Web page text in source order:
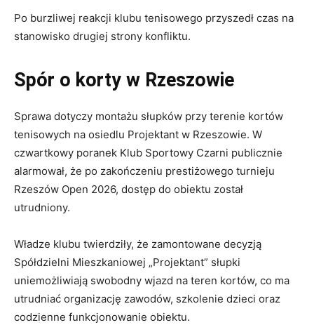
Po burzliwej reakcji klubu tenisowego przyszedł czas na
stanowisko drugiej strony konfliktu.
Spór o korty w Rzeszowie
Sprawa dotyczy montażu słupków przy terenie kortów
tenisowych na osiedlu Projektant w Rzeszowie. W
czwartkowy poranek Klub Sportowy Czarni publicznie
alarmował, że po zakończeniu prestiżowego turnieju
Rzeszów Open 2026, dostęp do obiektu został
utrudniony.
Władze klubu twierdziły, że zamontowane decyzją
Spółdzielni Mieszkaniowej „Projektant” słupki
uniemożliwiają swobodny wjazd na teren kortów, co ma
utrudniać organizację zawodów, szkolenie dzieci oraz
codzienne funkcjonowanie obiektu.